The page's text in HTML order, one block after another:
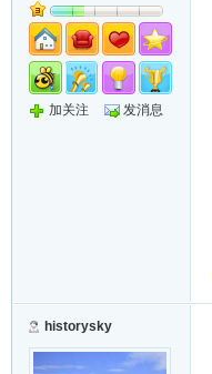
加关注 发消息
historysky